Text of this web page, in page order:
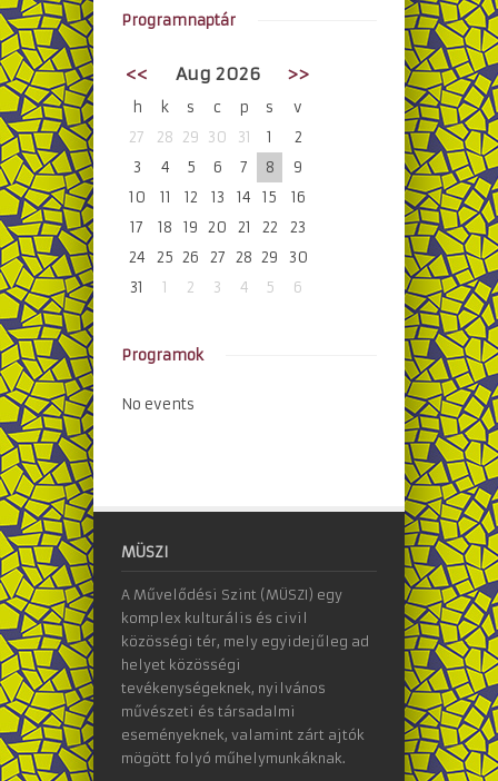
Programnaptár
<< Aug 2026 >>
h k s c p s
v
27
28 29 30 31 1
2
3
4 5 6 7 8
9
10
11 12 13 14 15
16
17
18 19 20 21 22
23
24
25 26 27 28 29
30
31
1 2 3 4 5 6
Programok
No events
MÜSZI
A Művelődési Szint (MÜSZI) egy
komplex kulturális és civil
közösségi tér, mely egyidejűleg ad
helyet közösségi
tevékenységeknek, nyilvános
művészeti és társadalmi
eseményeknek, valamint zárt ajtók
mögött folyó műhelymunkáknak.